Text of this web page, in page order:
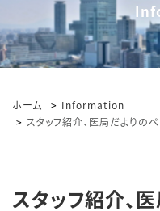
ホーム
Information
スタッフ紹介、医局だよりの
スタッフ紹介、